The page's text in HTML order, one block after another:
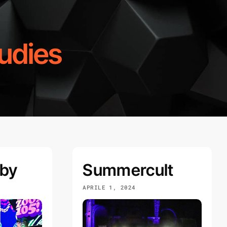
Summercult
APRILE 1, 2024